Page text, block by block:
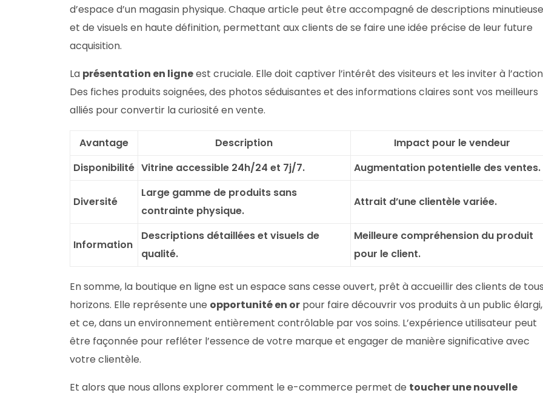
d’espace d’un magasin physique. Chaque article peut être accompagné de descriptions
et de visuels en haute définition, permettant aux clients de se faire une idée précise de leur future
acquisition.
La présentation en ligneest cruciale. Elle doit captiver l’intérêt des visiteurs et les inviter à
Des fiches produits soignées, des photos séduisantes et des informations claires sont vos meilleurs
alliés pour convertir la curiosité en vente.
Avantage Description
Impact pour le vendeur
Disponibilité Vitrine accessible 24h/24 et 7j/7. Augmentation potentielle des ventes.
Diversité
Large gamme de produits sans
contrainte physique.
Attrait d’une clientèle variée.
Information
Descriptions détaillées et visuels de
qualité.
Meilleure compréhension du produit
pour le client.
En somme, la boutique en ligne est un espace sans cesse ouvert, prêt à accueillir des clients de tous
horizons. Elle représente une opportunité en orpour faire découvrir vos produits à un public élargi,
et ce, dans un environnement entièrement contrôlable par vos soins. L’expérience utilisateur peut
être façonnée pour refléter l’essence de votre marque et engager de manière significative avec
votre clientèle.
Et alors que nous allons explorer comment le e-commerce permet de toucher une nouvelle